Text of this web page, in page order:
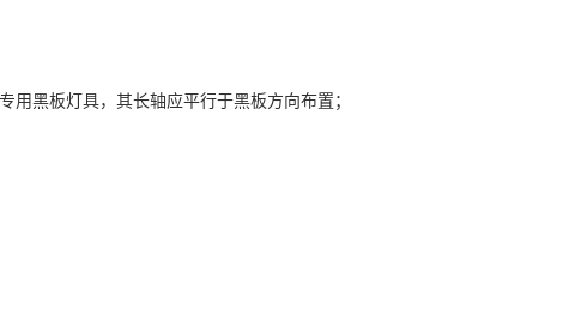
黑板灯具，其长轴应平行于黑板方向布置；